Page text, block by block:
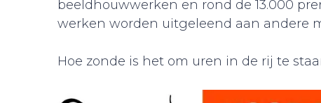
beeldhouwwerken en rond de 13.000
werken worden uitgeleend aan andere
Hoe zonde is het om uren in de rij te